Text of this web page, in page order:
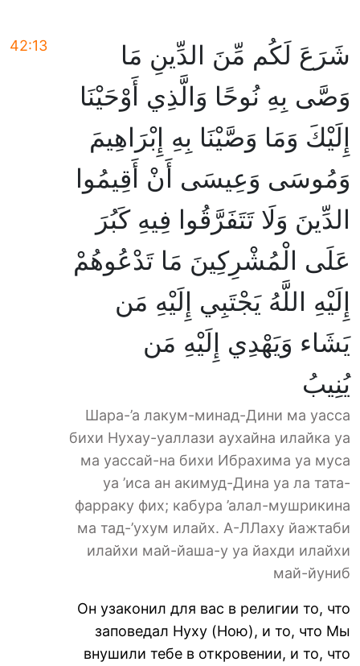
42:13
شَرَعَ لَكُم مِّنَ الدِّينِ مَا
وَصَّى بِهِ نُوحًا وَالَّذِي أَوْحَيْنَا
إِلَيْكَ وَمَا وَصَّيْنَا بِهِ إِبْرَاهِيمَ
وَمُوسَى وَعِيسَى أَنْ أَقِيمُوا
الدِّينَ وَلَا تَتَفَرَّقُوا فِيهِ كَبُرَ
عَلَى الْمُشْرِكِينَ مَا تَدْعُوهُمْ
إِلَيْهِ اللَّهُ يَجْتَبِي إِلَيْهِ مَن
يَشَاء وَيَهْدِي إِلَيْهِ مَن
يُنِيبُ
Шара-’а лакум-минад-Дини ма уасса
бихи Нухау-уаллази аухайна илайка уа
ма уассай-на бихи Ибрахима уа муса
уа ’иса ан акимуд-Дина уа ла тата-
фарраку фих; кабура ’алал-мушрикина
ма тад-’ухум илайх. А-ЛЛаху йажтаби
илайхи май-йаша-у уа йахди илайхи
май-йуниб
Он узаконил для вас в религии то, что
заповедал Нуху (Ною), и то, что Мы
внушили тебе в откровении, и то, что